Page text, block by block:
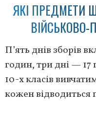
ЯКІ ПРЕДМЕТИ
ВІЙСЬКОВО-
П’ять днів зборів
годин, три дні — 17
10-х класів
кожен відводиться